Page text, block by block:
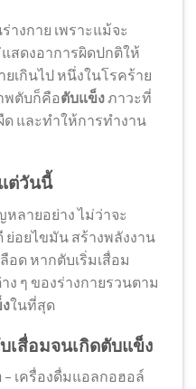
างกาย เพราะแม้จะ
สดงอาการผิดปกติให้
เกินไป หนึ่งในโรคร้าย
พตับก็คือตับแข็ง ภาวะที่
และทำให้การทำงาน
ต่วันนี้
ลายอย่าง ไม่ว่าจะ
ย่อยไขมัน สร้างพลังงาน
ด หากตับเริ่มเสื่อม
ง ๆ ของร่างกายรวนตาม
ในที่สุด
เสื่อมจนเกิดตับแข็ง
– เครื่องดื่มแอลกอฮอล์